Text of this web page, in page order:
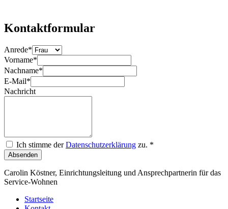
Kontaktformular
Anrede*
Vorname*
Nachname*
E-Mail*
Nachricht
Ich stimme derDatenschutzerklärung zu. *
Absenden
Carolin Köstner, Einrichtungsleitung und Ansprechpartnerin für das
Service-Wohnen
Startseite